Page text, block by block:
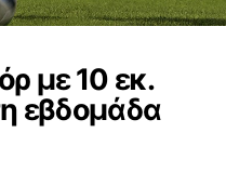
με 10 εκ.
εβδομάδα